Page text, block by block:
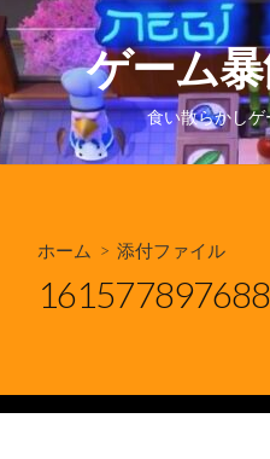
コ
ン
テ
ン
ツ
へ
ゲーム
食い散らかしゲ
ホーム > 添付ファイル